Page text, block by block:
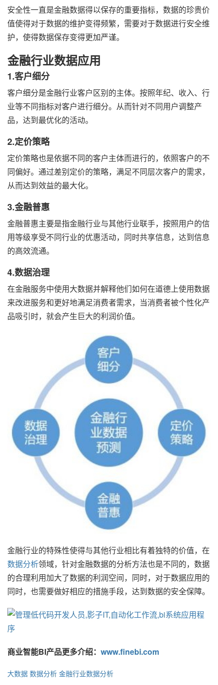
安全性一直是金融数据得以保存的重要指标，数据的珍贵价
值使得对于数据的维护变得频繁，需要对于数据进行安全维
护，使得数据保存变得更加严谨。
金融行业数据应用
1.客户细分
客户细分是金融行业客户区别的主体。按照年纪、收入、行
业等不同指标对客户进行细分。从而针对不同用户调整产
品，达到最优化的活动。
2.定价策略
定价策略也是依据不同的客户主体而进行的，依照客户的不
同偏好。通过差别定价的策略，满足不同层次客户的需求，
从而达到效益的最大化。
3.金融普惠
金融普惠主要是指金融行业与其他行业联手，按照用户的信
用等级享受不同行业的优惠活动，同时共享信息，达到信息
的高效流通。
4.数据治理
在金融服务中使用大数据并解释他们如何在道德上使用数据
来改进服务和更好地满足消费者需求，当消费者被个性化产
品吸引时，就会产生巨大的利润价值。
金融行业的特殊性使得与其他行业相比有着独特的价值，在
数据分析领域，针对金融数据的分析方法也是不同的，数据
的合理利用加大了数据的利润空间，同时，对于数据应用的
同时，也需要做好相应的措施手段，达到数据的安全保障。
商业智能BI产品更多介绍： www.finebi.com
大数据 数据分析 金融行业数据分析